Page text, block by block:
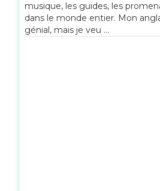
musique, les guides, les
dans le monde entier. Mon
génial, mais je veu ...